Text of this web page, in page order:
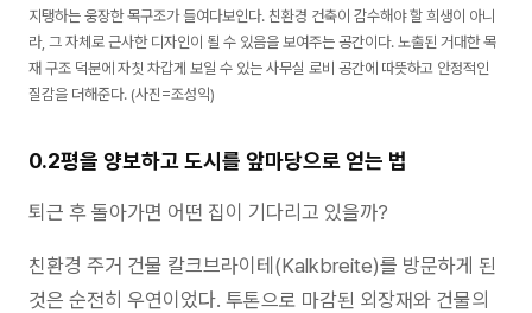
지탱하는 웅장한 목구조가 들여다보인다. 친환경 건축이 감수해야 할 희생이 아니
라, 그 자체로 근사한 디자인이 될 수 있음을 보여주는 공간이다. 노출된 거대한 목
재 구조 덕분에 자칫 차갑게 보일 수 있는 사무실 로비 공간에 따뜻하고 안정적인
질감을 더해준다. (사진=조성익)
0.2평을 양보하고 도시를 앞마당으로 얻는 법
퇴근 후 돌아가면 어떤 집이 기다리고 있을까?
친환경 주거 건물 칼크브라이테(Kalkbreite)를 방문하게 된
것은 순전히 우연이었다. 투톤으로 마감된 외장재와 건물의